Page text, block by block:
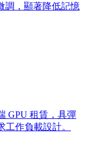
調，顯著降低記憶
GPU 租賃，具彈
作負載設計。